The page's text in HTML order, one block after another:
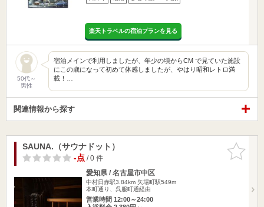
楽天トラベルの宿泊プランを見る
50代～
男性
宿泊メインで利用しましたが、年少の頃からCM で見ていた施設
にこの歳になって初めて体感しましたが、やはり昭和レトロ満
載！…
関連情報から探す
お気に入
りに追加
SAUNA.（サウナドット）
-点/ 0 件
愛知県 / 名古屋市中区
中村日赤駅3.84km 矢場町駅549m
本町通り、呉服町通経由
営業時間 12:00～24:00